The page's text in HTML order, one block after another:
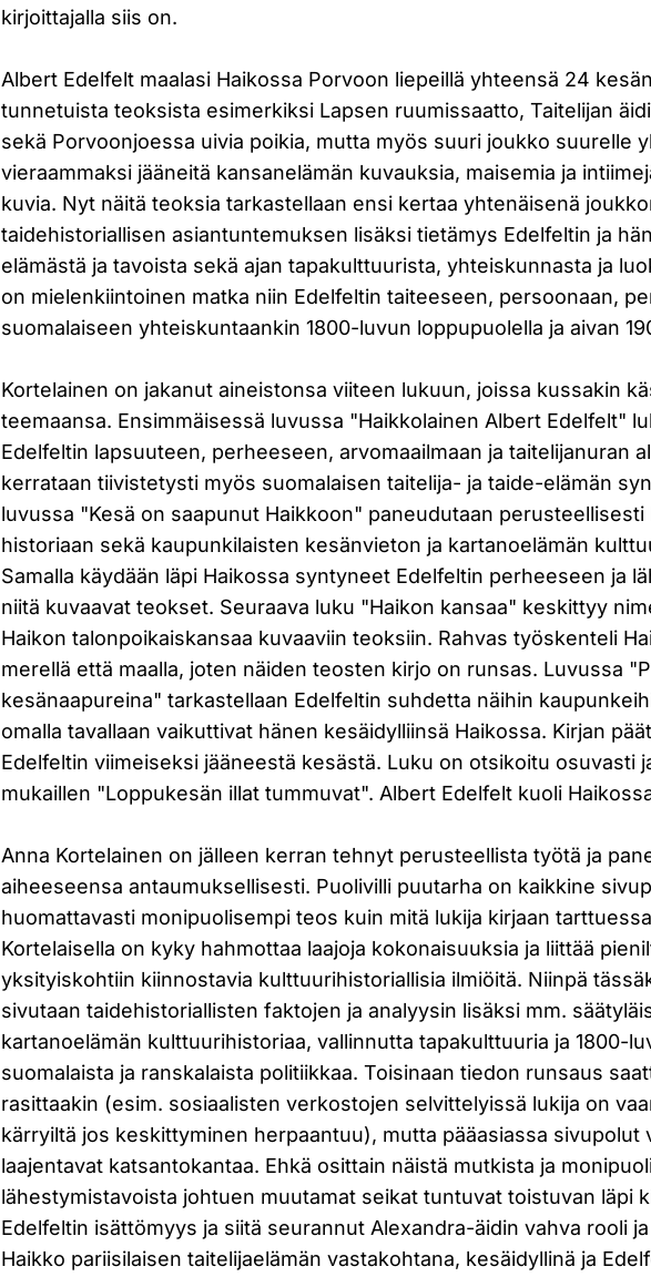
kirjoittajalla siis on.
Albert Edelfelt maalasi Haikossa Porvoon liepeillä yhteensä 24
tunnetuista teoksista esimerkiksi Lapsen ruumissaatto, Taitelijan
sekä Porvoonjoessa uivia poikia, mutta myös suuri joukko suurelle
vieraammaksi jääneitä kansanelämän kuvauksia, maisemia ja
kuvia. Nyt näitä teoksia tarkastellaan ensi kertaa yhtenäisenä
taidehistoriallisen asiantuntemuksen lisäksi tietämys Edelfeltin ja
elämästä ja tavoista sekä ajan tapakulttuurista, yhteiskunnasta ja
on mielenkiintoinen matka niin Edelfeltin taiteeseen, persoonaan,
suomalaiseen yhteiskuntaankin 1800-luvun loppupuolella ja aivan
Kortelainen on jakanut aineistonsa viiteen lukuun, joissa kussakin
teemaansa. Ensimmäisessä luvussa "Haikkolainen Albert Edelfelt"
Edelfeltin lapsuuteen, perheeseen, arvomaailmaan ja taitelijanuran
kerrataan tiivistetysti myös suomalaisen taitelija- ja taide-elämän
luvussa "Kesä on saapunut Haikkoon" paneudutaan perusteellisesti
historiaan sekä kaupunkilaisten kesänvieton ja kartanoelämän
Samalla käydään läpi Haikossa syntyneet Edelfeltin perheeseen ja
niitä kuvaavat teokset. Seuraava luku "Haikon kansaa" keskittyy
Haikon talonpoikaiskansaa kuvaaviin teoksiin. Rahvas työskenteli
merellä että maalla, joten näiden teosten kirjo on runsas. Luvussa
kesänaapureina" tarkastellaan Edelfeltin suhdetta näihin
omalla tavallaan vaikuttivat hänen kesäidylliinsä Haikossa. Kirjan
Edelfeltin viimeiseksi jääneestä kesästä. Luku on otsikoitu osuvasti
mukaillen "Loppukesän illat tummuvat". Albert Edelfelt kuoli
Anna Kortelainen on jälleen kerran tehnyt perusteellista työtä ja
aiheeseensa antaumuksellisesti. Puolivilli puutarha on kaikkine
huomattavasti monipuolisempi teos kuin mitä lukija kirjaan
Kortelaisella on kyky hahmottaa laajoja kokonaisuuksia ja liittää
yksityiskohtiin kiinnostavia kulttuurihistoriallisia ilmiöitä. Niinpä
sivutaan taidehistoriallisten faktojen ja analyysin lisäksi mm.
kartanoelämän kulttuurihistoriaa, vallinnutta tapakulttuuria ja 1800-
suomalaista ja ranskalaista politiikkaa. Toisinaan tiedon runsaus
rasittaakin (esim. sosiaalisten verkostojen selvittelyissä lukija on
kärryiltä jos keskittyminen herpaantuu), mutta pääasiassa sivupolut
laajentavat katsantokantaa. Ehkä osittain näistä mutkista ja
lähestymistavoista johtuen muutamat seikat tuntuvat toistuvan läpi
Edelfeltin isättömyys ja siitä seurannut Alexandra-äidin vahva rooli
Haikko pariisilaisen taitelijaelämän vastakohtana, kesäidyllinä ja